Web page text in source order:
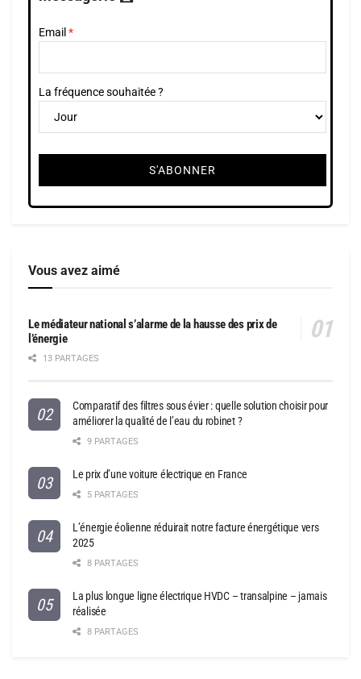
Email
La fréquence souhaitée ?
Vous avez aimé
Le médiateur national s’alarme de la hausse des prix de
l’énergie
13 PARTAGES
Comparatif des filtres sous évier : quelle solution choisir pour
améliorer la qualité de l’eau du robinet ?
9 PARTAGES
Le prix d’une voiture électrique en France
5 PARTAGES
L’énergie éolienne réduirait notre facture énergétique vers
2025
8 PARTAGES
La plus longue ligne électrique HVDC – transalpine – jamais
réalisée
8 PARTAGES